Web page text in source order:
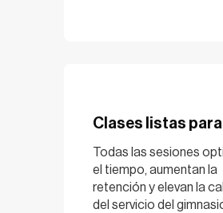
Clases listas
Todas las sesiones
el tiempo, aumentan la
retención y elevan la
del servicio del